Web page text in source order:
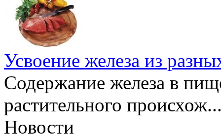
Усвоение железа из
Содержание железа в
растительного
Новости